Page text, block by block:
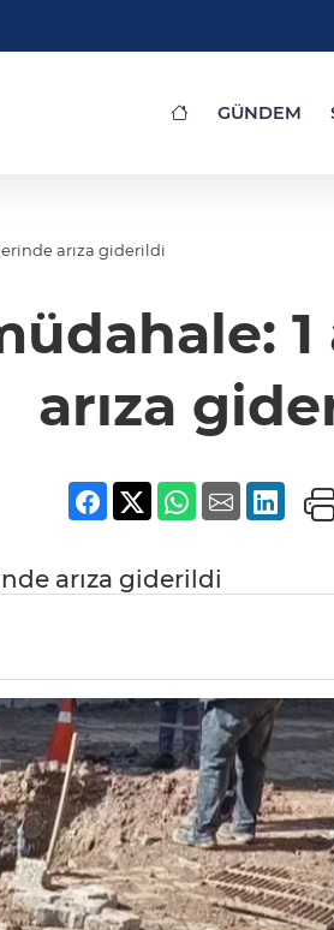
GÜNDEM
arıza giderildi
arıza
arıza giderildi